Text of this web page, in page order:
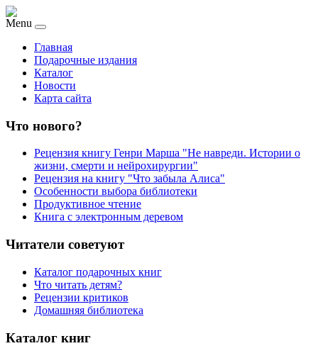
Menu
Главная
Подарочные издания
Каталог
Новости
Карта сайта
Что нового?
Рецензия книгу Генри Марша "Не навреди. Истории о
жизни, смерти и нейрохирургии"
Рецензия на книгу "Что забыла Алиса"
Особенности выбора библиотеки
Продуктивное чтение
Книга с электронным деревом
Читатели советуют
Каталог подарочных книг
Что читать детям?
Рецензии критиков
Домашняя библиотека
Каталог книг